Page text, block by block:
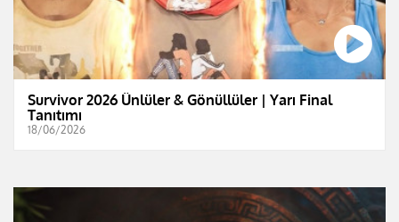
Survivor 2026 Ünlüler & Gönüllüler | Yarı Final
Tanıtımı
18/06/2026